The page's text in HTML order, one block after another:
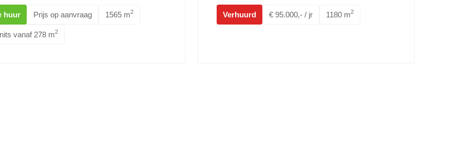
huur Prijs op aanvraag 1565 m2
vanaf 278 m2
Verhuurd € 95.000,- / jr 1180 m2